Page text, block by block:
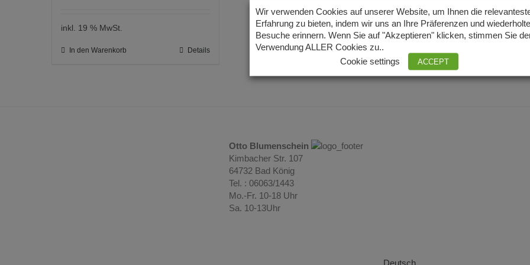
inkl. 19 % MwSt.
In den Warenkorb Details
Otto Blumenschein
Kimbacher Str. 107
64732 Bad König
Tel. : 06063/1443
Mo.-Fr. 10-18 Uhr
Sa. 10-13Uhr
Wir verwenden Cookies auf unserer Website, um Ihnen die
Erfahrung zu bieten, indem wir uns an Ihre Präferenzen und
Besuche erinnern. Wenn Sie auf "Akzeptieren" klicken, stimmen Sie
Verwendung ALLER Cookies zu..
Cookie settings
ACCEPT
Deutsch